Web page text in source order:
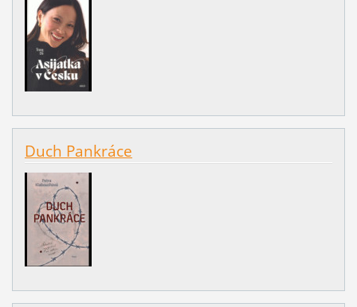
Duch Pankráce